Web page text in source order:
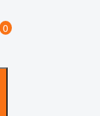
0